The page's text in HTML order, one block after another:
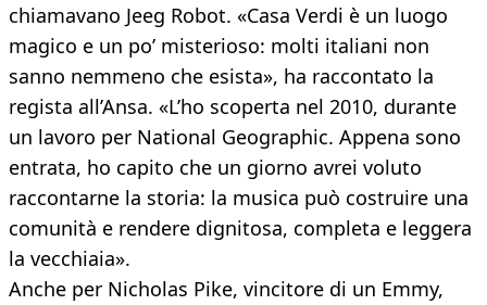
chiamavano Jeeg Robot. «Casa Verdi è un luogo
magico e un po’ misterioso: molti italiani non
sanno nemmeno che esista», ha raccontato la
regista all’Ansa. «L’ho scoperta nel 2010, durante
un lavoro per National Geographic. Appena sono
entrata, ho capito che un giorno avrei voluto
raccontarne la storia: la musica può costruire una
comunità e rendere dignitosa, completa e leggera
la vecchiaia».
Anche per Nicholas Pike, vincitore di un Emmy,